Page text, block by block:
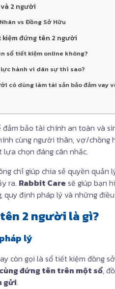
2 người
vs Đồng Sở Hữu
đứng tên 2 người
sổ tiết kiệm online không?
hành vi dân sự thì sao?
có dùng làm tài sản bảo đảm vay
bảo tài chính an toàn và
cùng người thân, vợ/chồng
chọn đáng cân nhắc.
chỉ giúp chia sẻ quyền quản
ra. Rabbit Care sẽ giúp bạn
định pháp lý và những
2 người là gì?
lý
còn gọi là sổ tiết kiệm đồng
đứng tên trên một sổ,
gửi.